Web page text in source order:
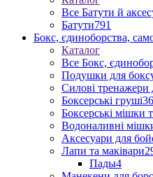
Все Батути й
Батути791
Бокс, єдиноборства,
Каталог
Все Бокс,
Подушки для
Силові тренажери
Боксерські груші36
Боксерські мішки
Водоналивні
Аксесуари для
Лапи та маківари
Пады4